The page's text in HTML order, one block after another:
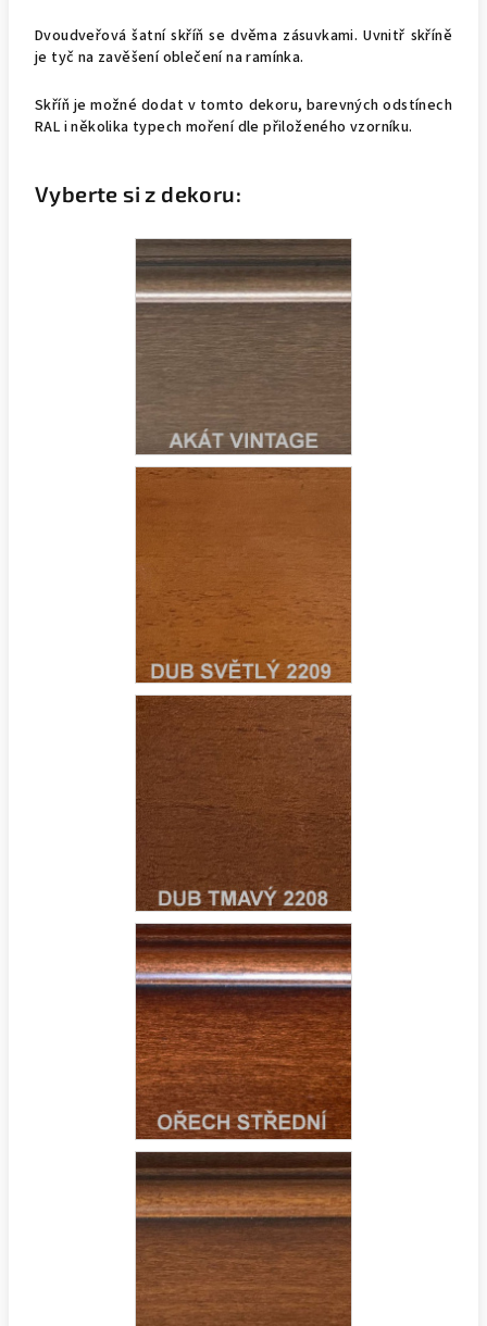
Dvoudveřová šatní skříň se dvěma zásuvkami. Uvnitř skříně
je tyč na zavěšení oblečení na ramínka.
Skříň je možné dodat v tomto dekoru, barevných odstínech
RAL i několika typech moření dle přiloženého vzorníku.
Vyberte si z dekoru: